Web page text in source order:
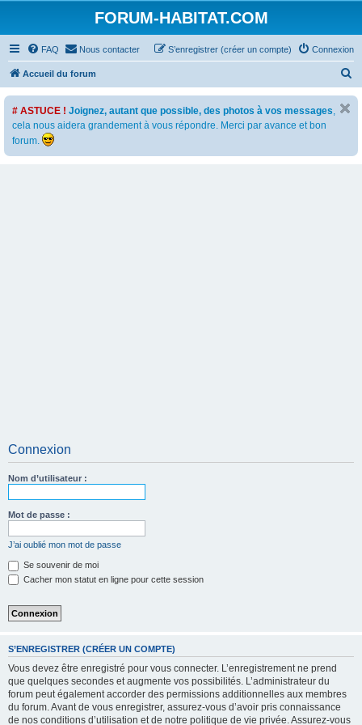
FORUM-HABITAT.COM
FAQ Nous contacter Connexion
S’enregistrer (créer un compte)
Accueil du forum
e
# ASTUCE ! Joignez, autant que possible, des photos à vos messages,
cela nous aidera grandement à vous répondre. Merci par avance et bon
forum.
Connexion
Nom d’utilisateur :
Mot de passe :
J’ai oublié mon mot de passe
Se souvenir de moi
Cacher mon statut en ligne pour cette session
S’ENREGISTRER (CRÉER UN COMPTE)
Vous devez être enregistré pour vous connecter. L’enregistrement ne prend
que quelques secondes et augmente vos possibilités. L’administrateur du
forum peut également accorder des permissions additionnelles aux membres
du forum. Avant de vous enregistrer, assurez-vous d’avoir pris connaissance
de nos conditions d’utilisation et de notre politique de vie privée. Assurez-vous